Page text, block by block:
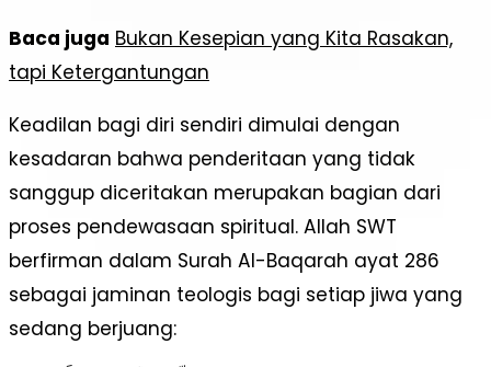
Baca juga Bukan Kesepian yang Kita Rasakan,
tapi Ketergantungan
Keadilan bagi diri sendiri dimulai dengan
kesadaran bahwa penderitaan yang tidak
sanggup diceritakan merupakan bagian dari
proses pendewasaan spiritual. Allah SWT
berfirman dalam Surah Al-Baqarah ayat 286
sebagai jaminan teologis bagi setiap jiwa yang
sedang berjuang: